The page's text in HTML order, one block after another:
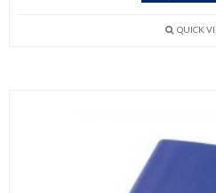
QUICK